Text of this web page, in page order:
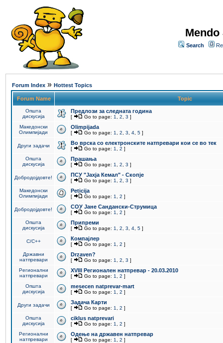
Search
Forum Index » Hottest Topics
Forum Name Topic
Општа
дискусија
Предлози за следната година
[ Go to page: 1 2 3 ]
Македонски
Олимпијади
Olimpijada
[ Go to page: 1 2 3 4 5 ]
Други задачи Во врска со електронските натпревари кои се во тек
[ Go to page: 1 2 ]
Општа
дискусија
Прашања
[ Go to page: 1 2 3 ]
Добродојдовте! ПCУ "Јахја Кемал" - Скопје
[ Go to page: 1 2 3 ]
Македонски
Олимпијади
Peticija
[ Go to page: 1 2 ]
Добродојдовте! СОУ Јане Сандански-Струмица
[ Go to page: 1 2 ]
Општа
дискусија
Припреми
[ Go to page: 1 2 3 4 5 ]
C/C++ Компајлер
[ Go to page: 1 2 ]
Државни
натпревари
Drzaven?
[ Go to page: 1 2 3 ]
Регионални
натпревари
XVIII Регионален натпревар - 20.03.2010
[ Go to page: 1 2 ]
Општа
дискусија
mesecen natprevar-mart
[ Go to page: 1 2 ]
Други задачи Задача Карти
[ Go to page: 1 2 ]
Општа
дискусија
ciklus natprevari
[ Go to page: 1 2 ]
Регионални
натпревари
Одење на државен натпревар
[ Go to page: 1 2 ]